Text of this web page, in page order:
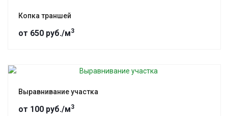
Копка траншей
от 650 руб./м3
Выравнивание участка
от 100 руб./м3